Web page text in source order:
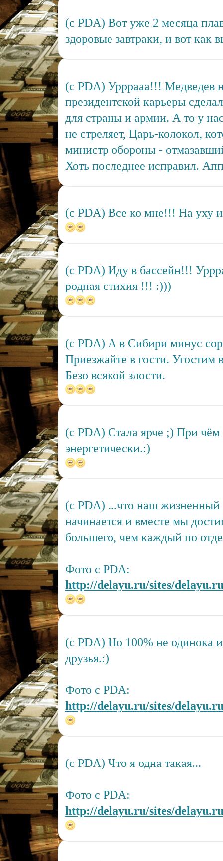
(c PDA) Вот уже 2 месяца
здоровые завтраки, и вот как
(c PDA) Урррааа!!! Медведев
президентской карьеры
для страны и армии. А то у
не стреляет, Царь-колокол,
министр обороны -
Хоть последнее исправил.
(c PDA) Все ко мне!!! На уху
(c PDA) Иду в бассейн!!!
родная стихия !!! :)))
(c PDA) А в Сибири минус
Приезжайте в гости. Угостим
Безо всякой злости.
(c PDA) Стала ярче ;) При чём
энергетически.:)
(c PDA) ...что наш жизненный
начинается и вместе мы
большего, чем каждый по
Фото с PDA:
http://delayu.ru/sites/
(c PDA) Но 100% не одинока
друзья.:)
Фото с PDA:
http://delayu.ru/sites/
(c PDA) Что я одна такая...
Фото с PDA:
http://delayu.ru/sites/